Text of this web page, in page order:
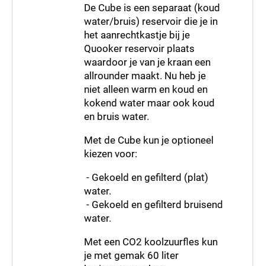
De Cube is een separaat (koud
water/bruis) reservoir die je in
het aanrechtkastje bij je
Quooker reservoir plaats
waardoor je van je kraan een
allrounder maakt. Nu heb je
niet alleen warm en koud en
kokend water maar ook koud
en bruis water.
Met de Cube kun je optioneel
kiezen voor:
- Gekoeld en gefilterd (plat)
water.
- Gekoeld en gefilterd bruisend
water.
Met een CO2 koolzuurfles kun
je met gemak 60 liter